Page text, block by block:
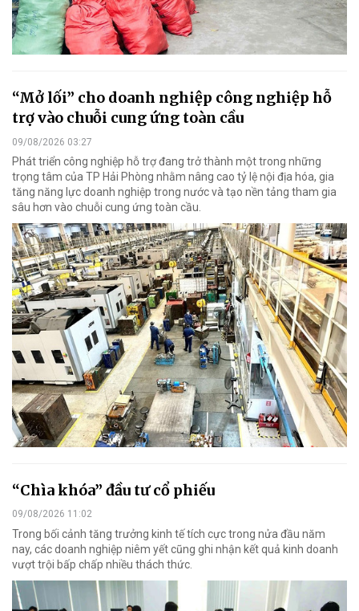
“Mở lối” cho doanh nghiệp công nghiệp hỗ
trợ vào chuỗi cung ứng toàn cầu
09/08/2026 03:27
Phát triển công nghiệp hỗ trợ đang trở thành một trong những
trọng tâm của TP Hải Phòng nhằm nâng cao tỷ lệ nội địa hóa, gia
tăng năng lực doanh nghiệp trong nước và tạo nền tảng tham gia
sâu hơn vào chuỗi cung ứng toàn cầu.
“Chìa khóa” đầu tư cổ phiếu
09/08/2026 11:02
Trong bối cảnh tăng trưởng kinh tế tích cực trong nửa đầu năm
nay, các doanh nghiệp niêm yết cũng ghi nhận kết quả kinh doanh
vượt trội bấp chấp nhiều thách thức.